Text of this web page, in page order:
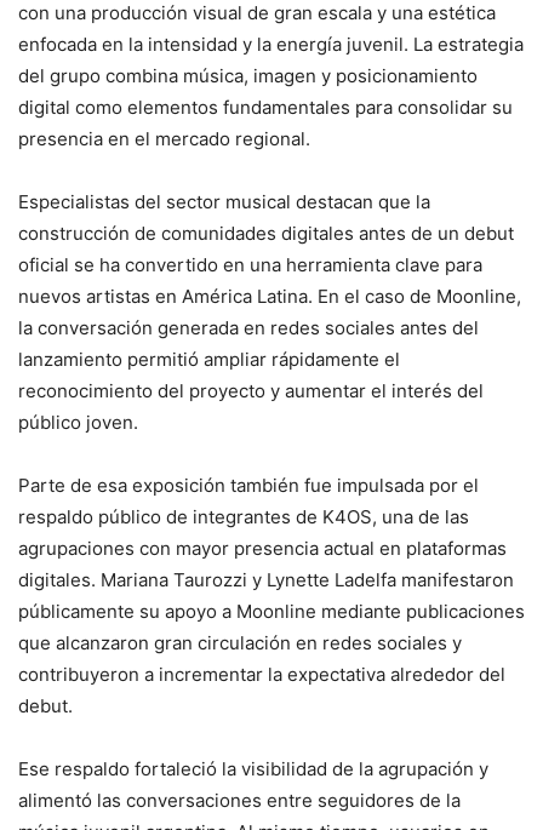
con una producción visual de gran escala y una estética
enfocada en la intensidad y la energía juvenil. La estrategia
del grupo combina música, imagen y posicionamiento
digital como elementos fundamentales para consolidar su
presencia en el mercado regional.
Especialistas del sector musical destacan que la
construcción de comunidades digitales antes de un debut
oficial se ha convertido en una herramienta clave para
nuevos artistas en América Latina. En el caso de Moonline,
la conversación generada en redes sociales antes del
lanzamiento permitió ampliar rápidamente el
reconocimiento del proyecto y aumentar el interés del
público joven.
Parte de esa exposición también fue impulsada por el
respaldo público de integrantes de K4OS, una de las
agrupaciones con mayor presencia actual en plataformas
digitales. Mariana Taurozzi y Lynette Ladelfa manifestaron
públicamente su apoyo a Moonline mediante publicaciones
que alcanzaron gran circulación en redes sociales y
contribuyeron a incrementar la expectativa alrededor del
debut.
Ese respaldo fortaleció la visibilidad de la agrupación y
alimentó las conversaciones entre seguidores de la